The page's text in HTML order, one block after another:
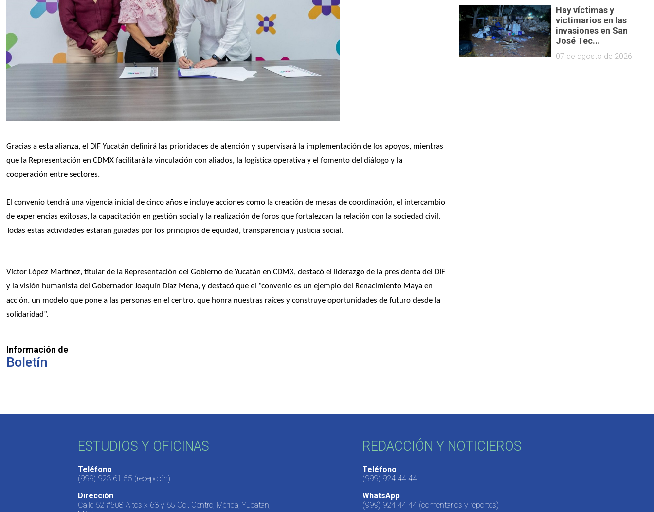
Gracias a esta alianza, el DIF Yucatán definirá las prioridades de atención y supervisará la implementación de los apoyos, mientras
que la Representación en CDMX facilitará la vinculación con aliados, la logística operativa y el fomento del diálogo y la
cooperación entre sectores.
El convenio tendrá una vigencia inicial de cinco años e incluye acciones como la creación de mesas de coordinación, el intercambio
de experiencias exitosas, la capacitación en gestión social y la realización de foros que fortalezcan la relación con la sociedad civil.
Todas estas actividades estarán guiadas por los principios de equidad, transparencia y justicia social.
Víctor López Martínez, titular de la Representación del Gobierno de Yucatán en CDMX, destacó el liderazgo de la presidenta del DIF
y la visión humanista del Gobernador Joaquín Díaz Mena, y destacó que el “convenio es un ejemplo del Renacimiento Maya en
acción, un modelo que pone a las personas en el centro, que honra nuestras raíces y construye oportunidades de futuro desde la
solidaridad”.
Información de
Boletín
Hay víctimas y
victimarios en las
invasiones en San
José Tec...
07 de agosto de 2026
ESTUDIOS Y OFICINAS
Teléfono
(999) 923 61 55 (recepción)
Dirección
Calle 62 #508 Altos x 63 y 65 Col. Centro, Mérida, Yucatán,
REDACCIÓN Y NOTICIEROS
Teléfono
(999) 924 44 44
WhatsApp
(999) 924 44 44 (comentarios y reportes)